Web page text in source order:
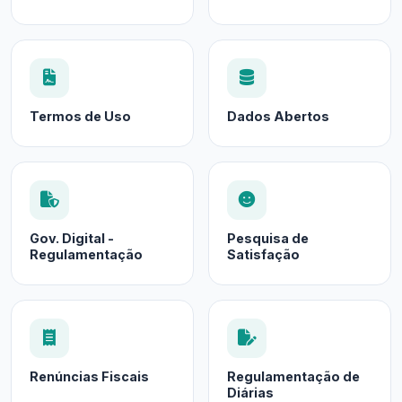
Termos de Uso Dados Abertos
Gov. Digital -
Regulamentação
Pesquisa de
Satisfação
Renúncias Fiscais
Regulamentação de
Diárias